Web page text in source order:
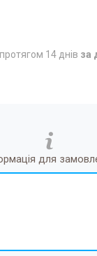
14 днів за
для